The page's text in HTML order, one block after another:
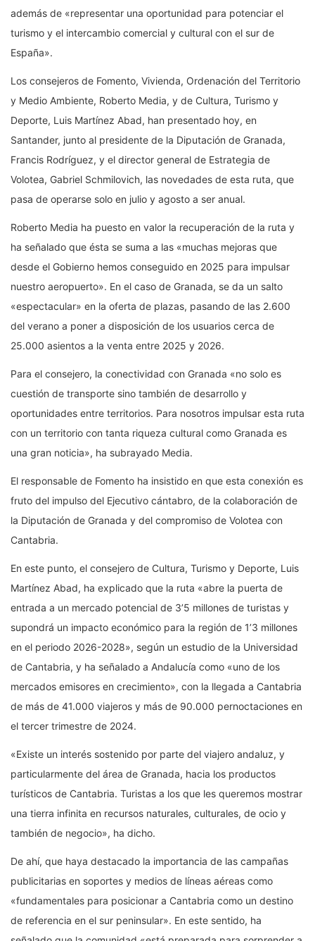
además de «representar una oportunidad para potenciar el
turismo y el intercambio comercial y cultural con el sur de
España».
Los consejeros de Fomento, Vivienda, Ordenación del Territorio
y Medio Ambiente, Roberto Media, y de Cultura, Turismo y
Deporte, Luis Martínez Abad, han presentado hoy, en
Santander, junto al presidente de la Diputación de Granada,
Francis Rodríguez, y el director general de Estrategia de
Volotea, Gabriel Schmilovich, las novedades de esta ruta, que
pasa de operarse solo en julio y agosto a ser anual.
Roberto Media ha puesto en valor la recuperación de la ruta y
ha señalado que ésta se suma a las «muchas mejoras que
desde el Gobierno hemos conseguido en 2025 para impulsar
nuestro aeropuerto». En el caso de Granada, se da un salto
«espectacular» en la oferta de plazas, pasando de las 2.600
del verano a poner a disposición de los usuarios cerca de
25.000 asientos a la venta entre 2025 y 2026.
Para el consejero, la conectividad con Granada «no solo es
cuestión de transporte sino también de desarrollo y
oportunidades entre territorios. Para nosotros impulsar esta ruta
con un territorio con tanta riqueza cultural como Granada es
una gran noticia», ha subrayado Media.
El responsable de Fomento ha insistido en que esta conexión es
fruto del impulso del Ejecutivo cántabro, de la colaboración de
la Diputación de Granada y del compromiso de Volotea con
Cantabria.
En este punto, el consejero de Cultura, Turismo y Deporte, Luis
Martínez Abad, ha explicado que la ruta «abre la puerta de
entrada a un mercado potencial de 3’5 millones de turistas y
supondrá un impacto económico para la región de 1’3 millones
en el periodo 2026-2028», según un estudio de la Universidad
de Cantabria, y ha señalado a Andalucía como «uno de los
mercados emisores en crecimiento», con la llegada a Cantabria
de más de 41.000 viajeros y más de 90.000 pernoctaciones en
el tercer trimestre de 2024.
«Existe un interés sostenido por parte del viajero andaluz, y
particularmente del área de Granada, hacia los productos
turísticos de Cantabria. Turistas a los que les queremos mostrar
una tierra infinita en recursos naturales, culturales, de ocio y
también de negocio», ha dicho.
De ahí, que haya destacado la importancia de las campañas
publicitarias en soportes y medios de líneas aéreas como
«fundamentales para posicionar a Cantabria como un destino
de referencia en el sur peninsular». En este sentido, ha